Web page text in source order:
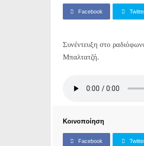
Facebook
Συνέντευξη στο
Μπαλτατζή.
Κοινοποίηση
Facebook